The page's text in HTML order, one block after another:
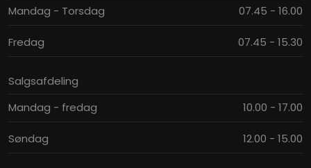
Mandag - Torsdag
07.45 - 16.00​
Fredag 07.45 - 15.30​
Salgsafdeling
Mandag - fredag
10.00 - 17.00​
Søndag 12.00 - 15.00​